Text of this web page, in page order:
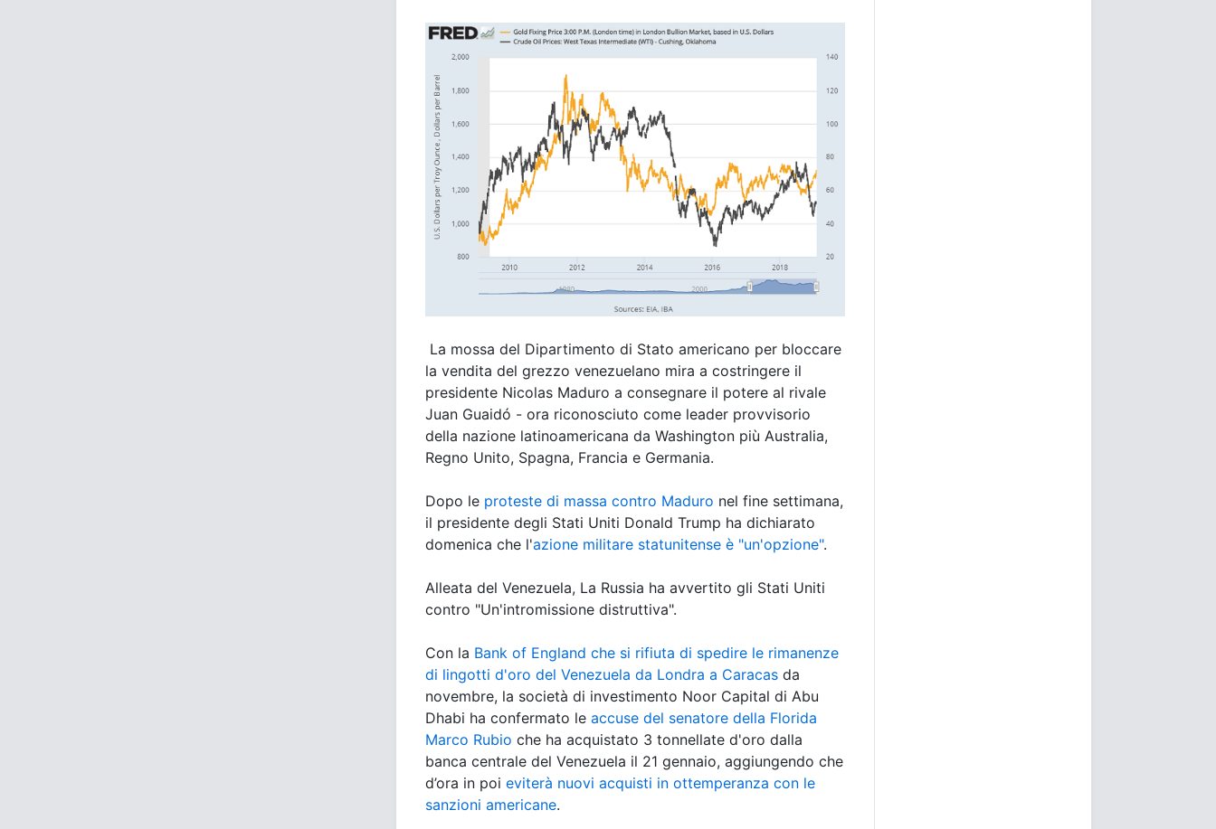
La mossa del Dipartimento di Stato americano per bloccare
la vendita del grezzo venezuelano mira a costringere il
presidente Nicolas Maduro a consegnare il potere al rivale
Juan Guaidó - ora riconosciuto come leader provvisorio
della nazione latinoamericana da Washington più Australia,
Regno Unito, Spagna, Francia e Germania.
Dopo le proteste di massa contro Maduro nel fine settimana,
il presidente degli Stati Uniti Donald Trump ha dichiarato
domenica che l'azione militare statunitense è "un'opzione".
Alleata del Venezuela, La Russia ha avvertito gli Stati Uniti
contro "Un'intromissione distruttiva".
Con la Bank of England che si rifiuta di spedire le rimanenze
di lingotti d'oro del Venezuela da Londra a Caracas da
novembre, la società di investimento Noor Capital di Abu
Dhabi ha confermato le accuse del senatore della Florida
Marco Rubio che ha acquistato 3 tonnellate d'oro dalla
banca centrale del Venezuela il 21 gennaio, aggiungendo che
d’ora in poi eviterà nuovi acquisti in ottemperanza con le
sanzioni americane.